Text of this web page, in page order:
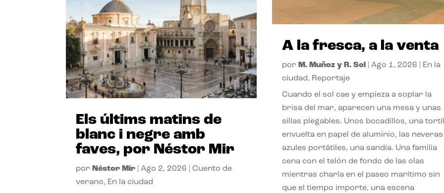
Els últims matins de
blanc i negre amb
faves, por Néstor Mir
por Néstor Mir |Ago 2, 2026 |Cuento de
verano, En la ciudad
A la fresca, a la venta
por M. Muñoz y R. Sol Ago 1, 2026
En la
ciudad, Reportaje
Cuando el sol cae y empieza a soplar la
brisa del mar, aparecen una mesa y unas
sillas plegables. Unos bocadillos, una
envuelta en papel de aluminio, las neveras
azules portátiles, una sandía. Una familia
cena con el telón de fondo de las olas
mientras charla en el paseo marítimo sin
que el tiempo importe, una escena